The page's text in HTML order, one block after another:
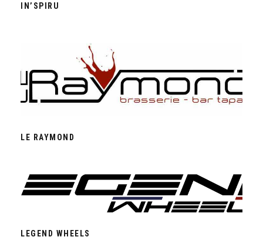
IN’SPIRU
LE RAYMOND
LE RAYMOND
LEGEND WHEELS
LEGEND WHEELS